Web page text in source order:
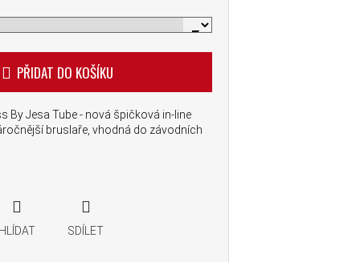
PŘIDAT DO KOŠÍKU
By Jesa Tube - nová špičková in-line
bruslaře, vhodná do závodních
SDÍLET